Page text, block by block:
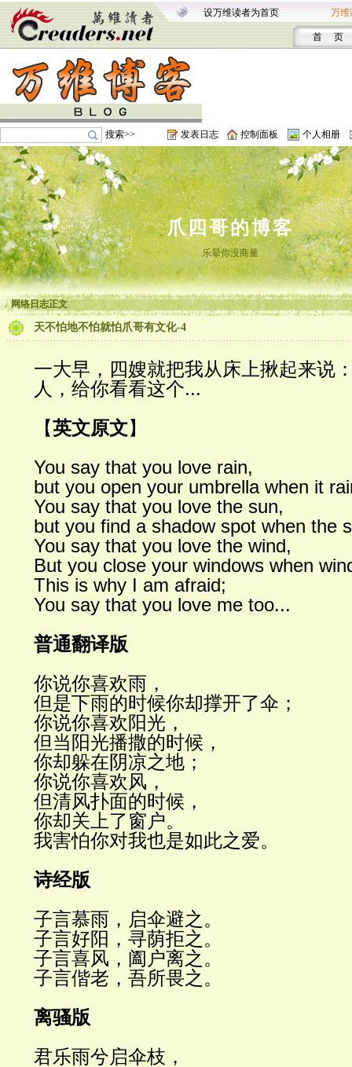
设万维读者为首页 万维
首 页
搜索>> 发表日志 控制面板 个人相册
爪四哥的博客
乐晕你没商量
网络日志正文
天不怕地不怕就怕爪哥有文化-4
一大早，四嫂就把我从床上揪起来说
人，给你看看这个...
【英文原文】
You say that you love rain,
but you open your umbrella when it
You say that you love the sun,
but you find a shadow spot when the
You say that you love the wind,
But you close your windows when
This is why I am afraid;
You say that you love me too...
普通翻译版
你说你喜欢雨，
但是下雨的时候你却撑开了伞；
你说你喜欢阳光，
但当阳光播撒的时候，
你却躲在阴凉之地；
你说你喜欢风，
但清风扑面的时候，
你却关上了窗户。
我害怕你对我也是如此之爱。
诗经版
子言慕雨，启伞避之。
子言好阳，寻荫拒之。
子言喜风，阖户离之。
子言偕老，吾所畏之。
离骚版
君乐雨兮启伞枝，